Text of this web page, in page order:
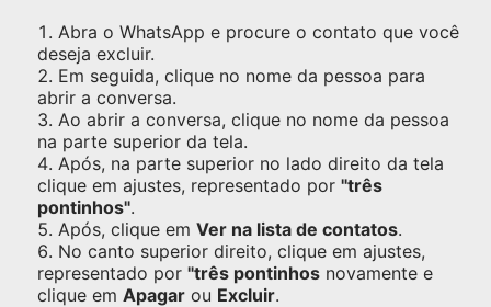
Abra o WhatsApp e procure o contato que você
deseja excluir.
Em seguida, clique no nome da pessoa para
abrir a conversa.
Ao abrir a conversa, clique no nome da pessoa
na parte superior da tela.
Após, na parte superior no lado direito da tela
clique em ajustes, representado por "três
pontinhos".
Após, clique em Ver na lista de contatos.
No canto superior direito, clique em ajustes,
representado por "três pontinhos novamente e
clique em Apagar ou Excluir.